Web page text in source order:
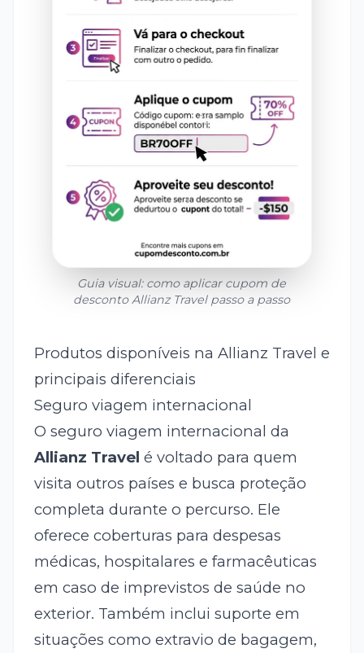
Guia visual: como aplicar cupom de
desconto Allianz Travelpasso a passo
Produtos disponíveis na Allianz Travel e
principais diferenciais
Seguro viagem internacional
O seguro viagem internacional da
Allianz Travel é voltado para quem
visita outros países e busca proteção
completa durante o percurso. Ele
oferece coberturas para despesas
médicas, hospitalares e farmacêuticas
em caso de imprevistos de saúde no
exterior. Também inclui suporte em
situações como extravio de bagagem,